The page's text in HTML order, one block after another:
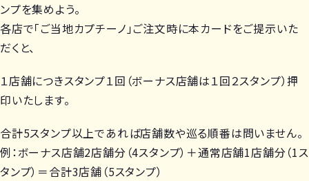
ンプを集めよう。
各店で「ご当地カプチーノ」ご注文時に本カードをご提示いた
だくと、
１店舗につきスタンプ１回（ボーナス店舗は１回２スタンプ）押
印いたします。
合計5スタンプ以上であれば店舗数や巡る順番は問いません。
例：ボーナス店舗2店舗分（4スタンプ）＋通常店舗1店舗分（1ス
タンプ）＝合計3店舗（5スタンプ）